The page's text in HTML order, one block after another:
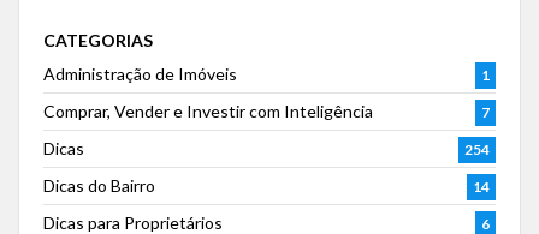
CATEGORIAS
Administração de Imóveis
1
Comprar, Vender e Investir com Inteligência 7
Dicas 254
Dicas do Bairro 14
Dicas para Proprietários 6